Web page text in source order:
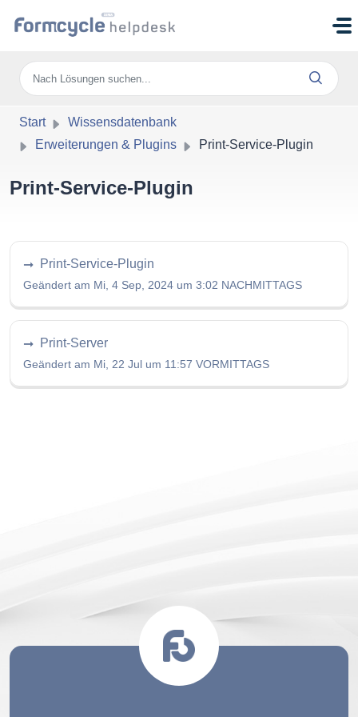
Start
Wissensdatenbank
Erweiterungen & Plugins
Print-Service-Plugin
Print-Service-Plugin
Print-Service-Plugin
Geändert am Mi, 4 Sep, 2024 um 3:02 NACHMITTAGS
Print-Server
Geändert am Mi, 22 Jul um 11:57 VORMITTAGS